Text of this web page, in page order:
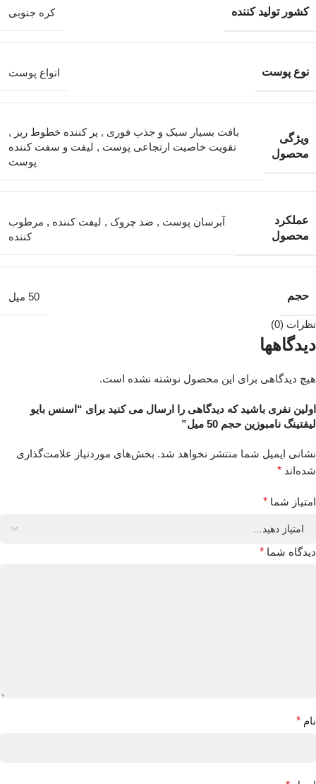
کشور تولید کننده کره جنوبی
نوع پوست انواع پوست
ویژگی
محصول
بافت بسیار سبک و جذب فوری , پر کننده خطوط ریز ,
تقویت خاصیت ارتجاعی پوست , لیفت و سفت کننده
پوست
عملکرد
محصول
آبرسان پوست , ضد چروک , لیفت کننده , مرطوب
کننده
حجم 50 میل
نظرات (0)
دیدگاهها
هیچ دیدگاهی برای این محصول نوشته نشده است.
اولین نفری باشید که دیدگاهی را ارسال می کنید برای “اسنس بایو
لیفتینگ نامبوزین حجم 50 میل”
نشانی ایمیل شما منتشر نخواهد شد. بخش‌های موردنیاز علامت‌گذاری
شده‌اند *
امتیاز شما *
دیدگاه شما *
نام *